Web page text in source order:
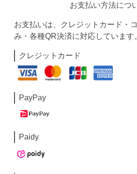
お支払い方法につ
お支払いは、クレジットカード・
み・各種QR決済に対応しています
クレジットカード
PayPay
Paidy